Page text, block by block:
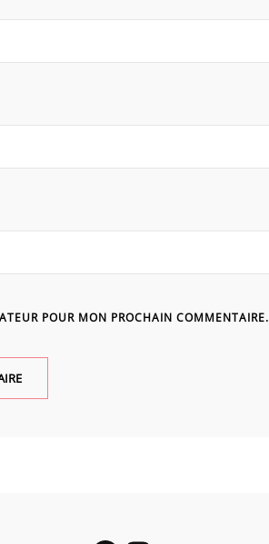
POUR MON PROCHAIN COMMENTAIRE.